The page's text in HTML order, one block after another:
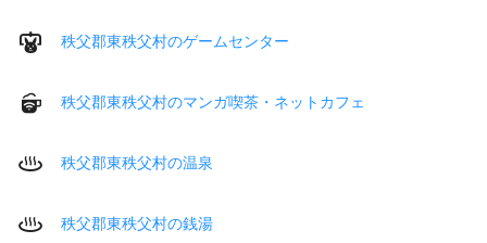
秩父郡東秩父村のゲームセンター
秩父郡東秩父村のマンガ喫茶・ネットカフェ
秩父郡東秩父村の温泉
秩父郡東秩父村の銭湯